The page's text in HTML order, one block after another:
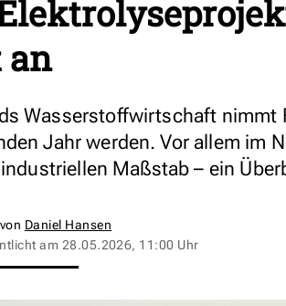
Wasserstoffwirtschaft nimmt
Jahr werden. Vor allem im
Maßstab – ein
Daniel Hansen
am 28.05.2026, 11:00 Uhr